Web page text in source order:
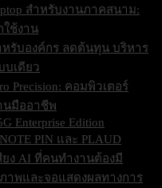
สำหรับงานภาคสนาม:
ใช้งาน
หรับองค์กร ลดต้นทุน บริหาร
บเดียว
Precision: คอมพิวเตอร์
นมืออาชีพ
Enterprise Edition
PIN และ PLAUD
ยง AI ที่คนทำงานต้องมี
ภาพและจอแสดงผลทางการ